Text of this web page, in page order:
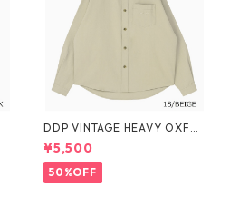
DDP VINTAGE HEAVY OXFO
RD SHIRTS
¥5,500
50%OFF